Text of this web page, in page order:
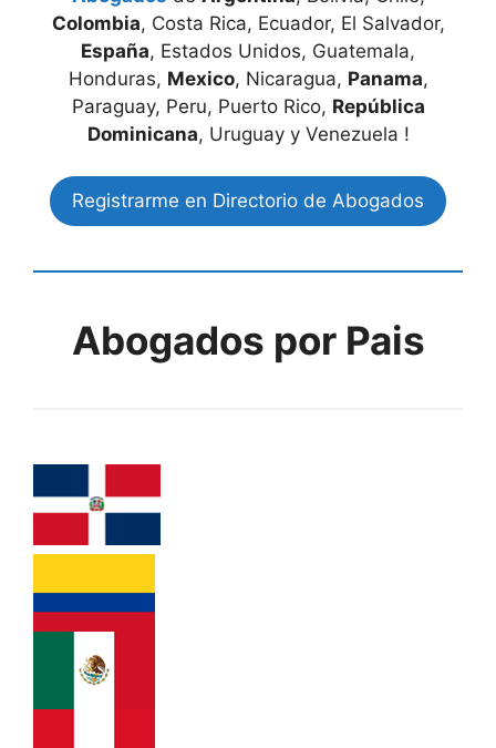
Colombia, Costa Rica, Ecuador, El Salvador,
España, Estados Unidos, Guatemala,
Honduras, Mexico, Nicaragua, Panama,
Paraguay, Peru, Puerto Rico, República
Dominicana, Uruguay y Venezuela !
Registrarme en Directorio de Abogados
Abogados por Pais